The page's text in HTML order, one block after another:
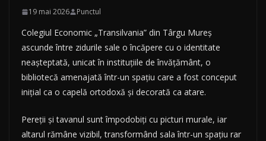
19 mai 2026 Punctul
Colegiul Economic „Transilvania” din Târgu Mureş
ascunde între zidurile sale o încăpere cu o identitate
neaşteptată, unicat în instituţiile de învăţământ, o
bibliotecă amenajată într-un spaţiu care a fost conceput
iniţial ca o capelă ortodoxă şi decorată ca atare.
Pereţii şi tavanul sunt împodobiţi cu picturi murale, iar
altarul rămâne vizibil, transformând sala într-un spaţiu rar